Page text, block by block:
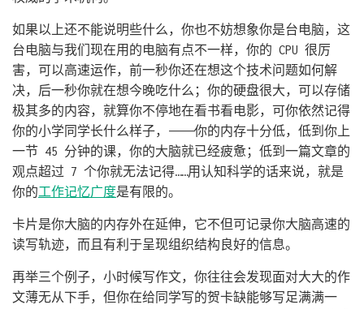
如果以上还不能说明些什么，你也不妨想象你是台电脑，这
台电脑与我们现在用的电脑有点不一样，你的 CPU 很厉
害，可以高速运作，前一秒你还在想这个技术问题如何解
决，后一秒你就在想今晚吃什么；你的硬盘很大，可以存储
极其多的内容，就算你不停地在看书看电影，可你依然记得
你的小学同学长什么样子，————你的内存十分低，低到你上
一节 45 分钟的课，你的大脑就已经疲惫；低到一篇文章的
观点超过 7 个你就无法记得……用认知科学的话来说，就是
你的工作记忆广度是有限的。
卡片是你大脑的内存外在延伸，它不但可记录你大脑高速的
读写轨迹，而且有利于呈现组织结构良好的信息。
再举三个例子，小时候写作文，你往往会发现面对大大的作
文薄无从下手，但你在给同学写的贺卡缺能够写足满满一